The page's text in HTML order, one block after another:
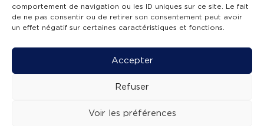
comportement de navigation ou les ID uniques sur ce site. Le fait
de ne pas consentir ou de retirer son consentement peut avoir
un effet négatif sur certaines caractéristiques et fonctions.
Accepter
Refuser
Voir les préférences
SUIVEZ-NOUS !
Charte de publication-Mentions légales-Accessibilité-Politique de confidentialité-Plan
de site-SIBA